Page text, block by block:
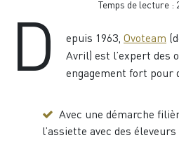
Temps de lecture :
D epuis 1963, Ovoteam
Avril) est l’expert des
engagement fort pour
Avec une démarche
l’assiette avec des